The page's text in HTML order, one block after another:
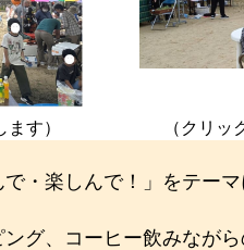
す） （クリッ
・楽しんで！」をテー
グ、コーヒー飲みなが